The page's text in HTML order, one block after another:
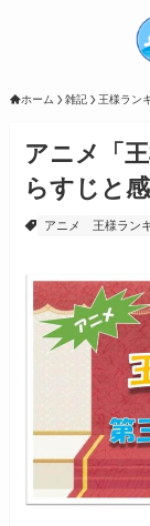
ホーム 雑記 王様ラン
アニメ「
らすじと
アニメ 王様ラン